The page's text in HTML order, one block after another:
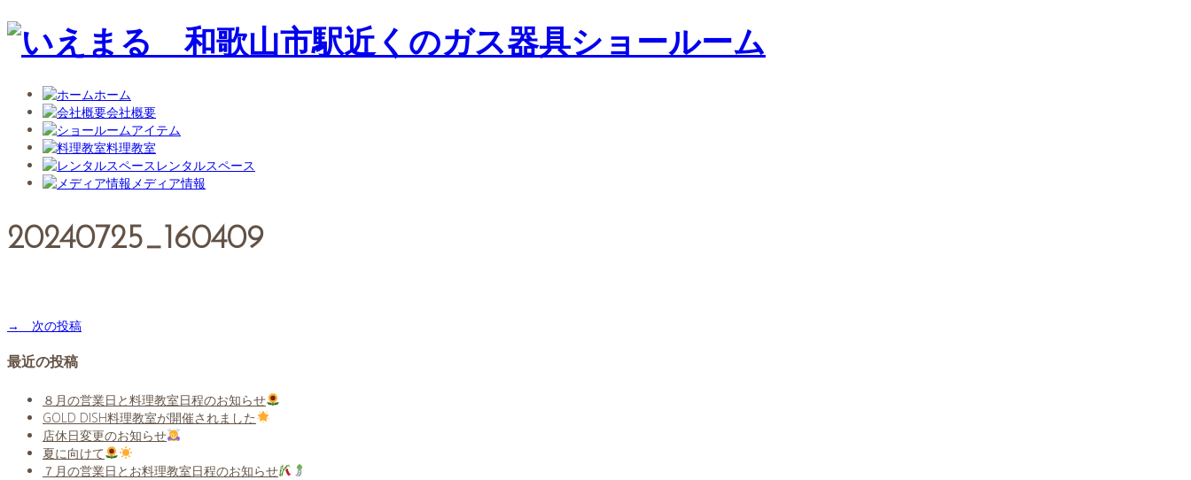
ホーム
会社概要
アイテム
料理教室
レンタルスペース
メディア情報
20240725_160409
→ 次の投稿
最近の投稿
８月の営業日と料理教室日程のお知らせ
GOLD DISH料理教室が開催されました
店休日変更のお知らせ
夏に向けて
７月の営業日とお料理教室日程のお知らせ